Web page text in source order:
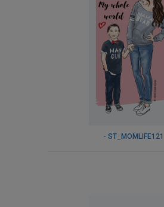
- ST_MOMLIFE121